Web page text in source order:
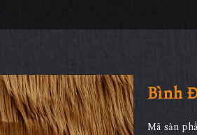
Đẹp M11
Bình
Mã sản